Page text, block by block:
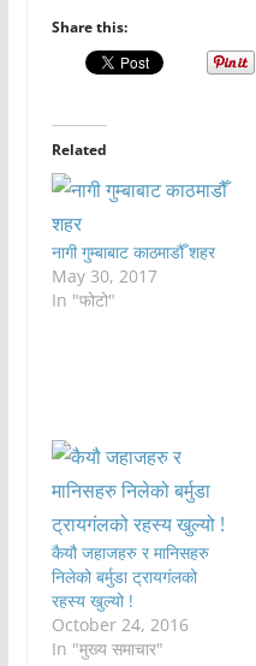
Share this:
Related
नागी गुम्बाबाट काठमाडौँ शहर
May 30, 2017
In "फोटो"
कैयौ जहाजहरु र मानिसहरु
निलेको बर्मुडा ट्रायगंलको
रहस्य खुल्यो !
October 24, 2016
In "मुख्य समाचार"